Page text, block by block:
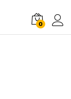
0